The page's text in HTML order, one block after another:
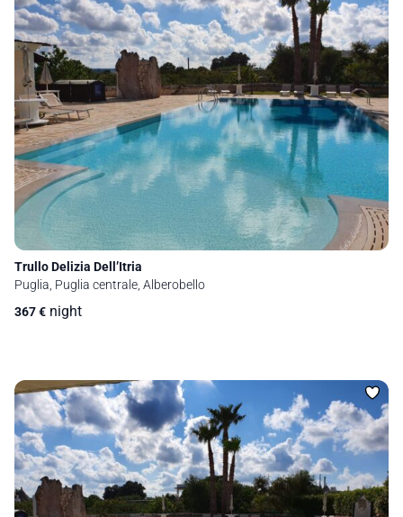
Trullo Delizia Dell’Itria
Puglia, Puglia centrale, Alberobello
367€ night